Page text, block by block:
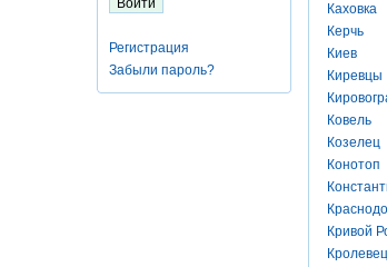
Регистрация
Забыли пароль?
Каховка
Керчь
Киев
Киревцы
Ковель
Козелец
Конотоп
Кривой
Кролевец